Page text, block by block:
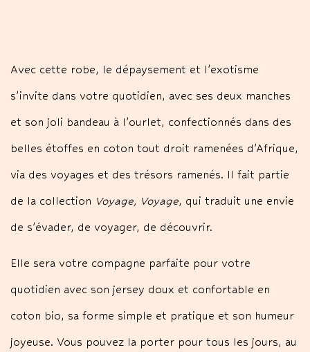
Avec cette robe, le dépaysement et l’exotisme
s’invite dans votre quotidien, avec ses deux manches
et son joli bandeau à l’ourlet, confectionnés dans des
belles étoffes en coton tout droit ramenées d’Afrique,
via des voyages et des trésors ramenés. Il fait partie
de la collection Voyage, Voyage, qui traduit une envie
de s’évader, de voyager, de découvrir.
Elle sera votre compagne parfaite pour votre
quotidien avec son jersey doux et confortable en
coton bio, sa forme simple et pratique et son humeur
joyeuse. Vous pouvez la porter pour tous les jours, au